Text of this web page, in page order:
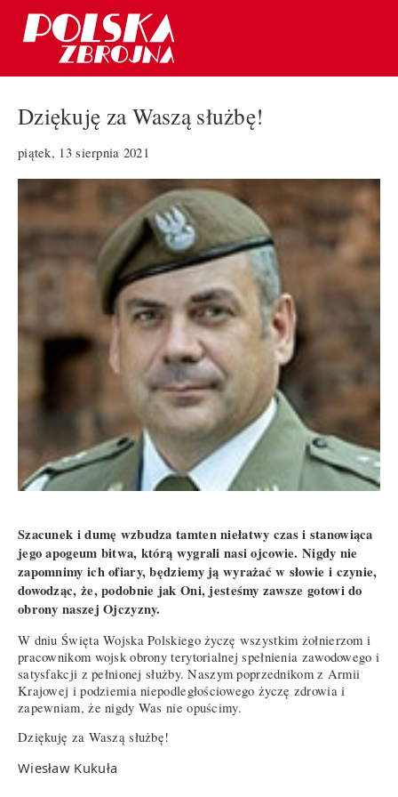
Dziękuję za Waszą służbę!
piątek, 13 sierpnia 2021
Szacunek i dumę wzbudza tamten niełatwy czas i stanowiąca
jego apogeum bitwa, którą wygrali nasi ojcowie. Nigdy nie
zapomnimy ich ofiary, będziemy ją wyrażać w słowie i czynie,
dowodząc, że, podobnie jak Oni, jesteśmy zawsze gotowi do
obrony naszej Ojczyzny.
W dniu Święta Wojska Polskiego życzę wszystkim żołnierzom i
pracownikom wojsk obrony terytorialnej spełnienia zawodowego i
satysfakcji z pełnionej służby. Naszym poprzednikom z Armii
Krajowej i podziemia niepodległościowego życzę zdrowia i
zapewniam, że nigdy Was nie opuścimy.
Dziękuję za Waszą służbę!
Wiesław Kukuła